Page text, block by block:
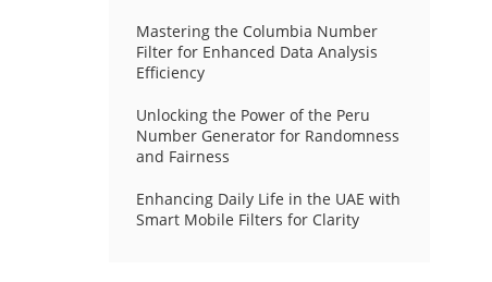
Mastering the Columbia Number
Filter for Enhanced Data Analysis
Efficiency
Unlocking the Power of the Peru
Number Generator for Randomness
and Fairness
Enhancing Daily Life in the UAE with
Smart Mobile Filters for Clarity